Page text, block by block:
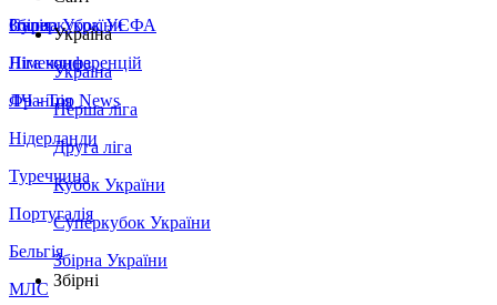
Збірна України
Італія
Німеччина
Франція
Нідерланди
Туреччина
Португалія
Бельгія
МЛС
Суперкубок УЄФА
Ліга конференцій
ЛЧ - Top News
Україна
Україна
Перша ліга
Друга ліга
Кубок України
Суперкубок України
Збірна України
Збірні